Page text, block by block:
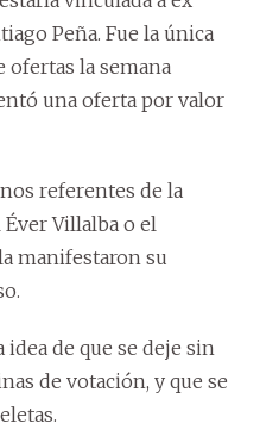
Peña. Fue la única
ofertas la semana
una oferta por valor
referentes de la
Villalba o el
manifestaron su
de que se deje sin
de votación, y que se